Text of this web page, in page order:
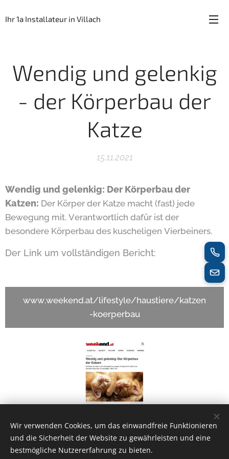
Ihr 1a Installateur in Villach
Wendig und gelenkig
- der Körperbau der
Katze
15.11.2021
Wendig und gelenkig: Der Körperbau der
Katzen: Der Körper der Katze macht (fast) jede
Bewegung mit. Verantwortlich dafür ist der
besondere Körperbau des kuscheligen Vierbeiners.
Der Link um vollständigen Bericht:
www.weekend.at/lifestyle/haustiere/katzen
-koerperbau
Share
Wir verwenden Cookies, um das einwandfreie Funktionieren
und die Sicherheit der Website zu gewährleisten und eine
bestmögliche Nutzererfahrung zu bieten.